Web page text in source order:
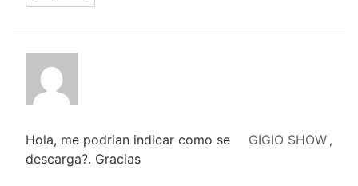
GIGIO SHOW ,
Hola, me podrian indicar como se
descarga?. Gracias